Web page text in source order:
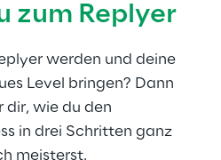
zum Replyer
werden und deine
Level bringen? Dann
dir, wie du den
in drei Schritten ganz
meisterst.